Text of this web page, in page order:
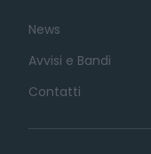
News
Avvisi e Bandi
Contatti